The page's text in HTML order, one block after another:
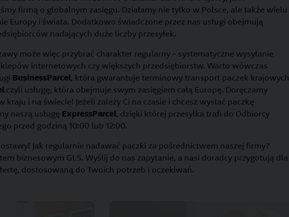
firmą o globalnym zasięgu. Działamy nie tylko w Polsce, ale także wielu
Europy i świata. Dodatkowo świadczone przez nas usługi obejmują
nadających duże liczby przesyłek.
może więc przybrać charakter regularny – systematyczne wysyłanie
internetowych czy większych przedsiębiorstw. Warto wówczas
BusinessParcel, która gwarantuje terminowy transport paczek krajowych
czyli usługę, która obejmuje swym zasięgiem całą Europę. Doręczamy
kraju i na świecie! Jeżeli zależy Ci na czasie i chcesz wysłać paczkę
naszą usługę ExpressParcel, dzięki której przesyłka trafi do Odbiorcy
przed godziną 10:00 lub 12:00.
Jak regularnie nadawać paczki za pośrednictwem naszej firmy?
biznesowym GLS. Wyślij do nas zapytanie, a nasi doradcy przygotują dla
dostosowaną do Twoich potrzeb i oczekiwań.